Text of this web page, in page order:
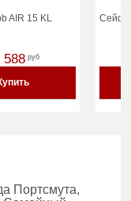
AIR 15 KL
588 руб
Сейф
Портсмута,